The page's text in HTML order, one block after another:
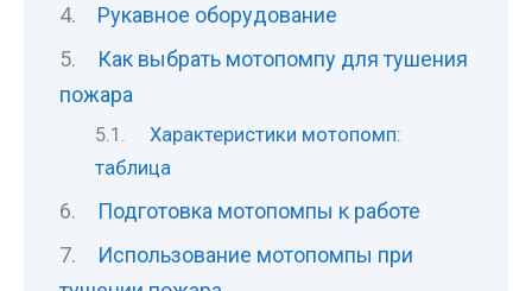
Рукавное оборудование
Как выбрать мотопомпу для тушения
пожара
Характеристики мотопомп:
таблица
Подготовка мотопомпы к работе
Использование мотопомпы при